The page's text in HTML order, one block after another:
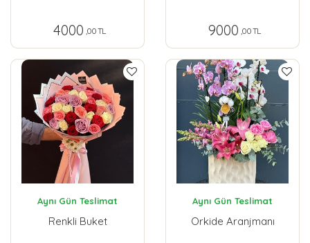
4000 ,00 TL 9000 ,00 TL
Aynı Gün Teslimat
Renkli Buket
Aynı Gün Teslimat
Orkide Aranjmanı